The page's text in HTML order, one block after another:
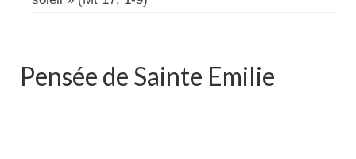
Pensée de Sainte Emilie